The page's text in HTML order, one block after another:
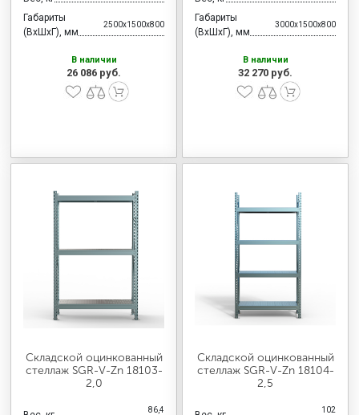
Габариты
(ВхШхГ), мм
2500x1500x800
В наличии
26 086 руб.
Габариты
(ВхШхГ), мм
3000x1500x800
В наличии
32 270 руб.
Складской оцинкованный
стеллаж SGR-V-Zn 18103-
2,0
86,4
Складской оцинкованный
стеллаж SGR-V-Zn 18104-
2,5
102